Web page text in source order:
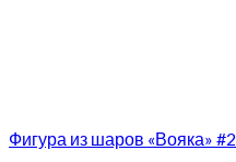
Фигура из шаров «Вояка» #2